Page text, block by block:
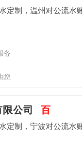
定制，温州对公流水
务
您
公司 百
定制，宁波对公流水